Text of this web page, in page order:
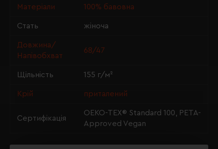
Матеріали 100% бавовна
Стать жіноча
Довжина/
Напівобхват
68/47
Щільність 155 г/м²
Крій приталений
Сертифікація
OEKO-TEX® Standard 100, PETA-
Approved Vegan